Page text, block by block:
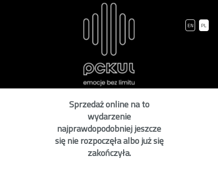
PL
EN
Sprzedaż online na to
wydarzenie
najprawdopodobniej jeszcze
się nie rozpoczęła albo już się
zakończyła.